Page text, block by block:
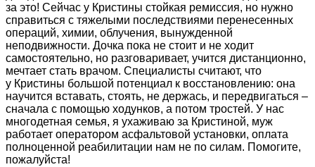
за это! Сейчас у Кристины стойкая ремиссия, но нужно
справиться с тяжелыми последствиями перенесенных
операций, химии, облучения, вынужденной
неподвижности. Дочка пока не стоит и не ходит
самостоятельно, но разговаривает, учится дистанционно,
мечтает стать врачом. Специалисты считают, что
у Кристины большой потенциал к восстановлению: она
научится вставать, стоять, не держась, и передвигаться –
сначала с помощью ходунков, а потом тростей. У нас
многодетная семья, я ухаживаю за Кристиной, муж
работает оператором асфальтовой установки, оплата
полноценной реабилитации нам не по силам. Помогите,
пожалуйста!